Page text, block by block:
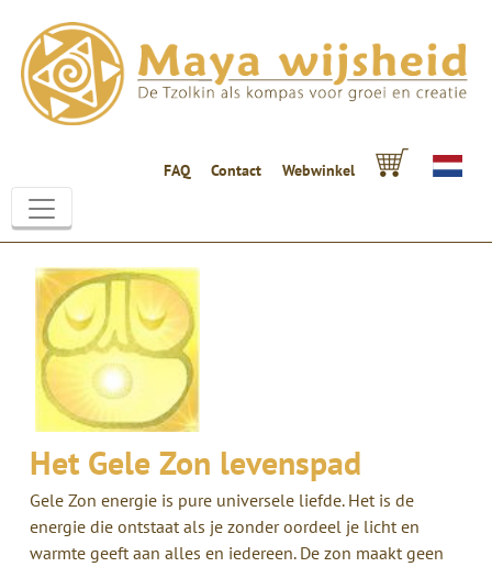
FAQ Contact Webwinkel
Het Gele Zon levenspad
Gele Zon energie is pure universele liefde. Het is de
energie die ontstaat als je zonder oordeel je licht en
warmte geeft aan alles en iedereen. De zon maakt geen